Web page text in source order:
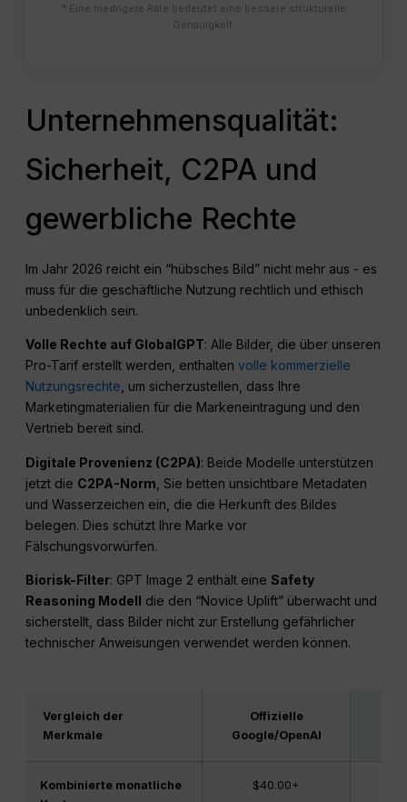
* Eine niedrigere Rate bedeutet eine bessere strukturelle
Genauigkeit.
Unternehmensqualität:
Sicherheit, C2PA und
gewerbliche Rechte
Im Jahr 2026 reicht ein “hübsches Bild” nicht mehr aus - es
muss für die geschäftliche Nutzung rechtlich und ethisch
unbedenklich sein.
Volle Rechte auf GlobalGPT: Alle Bilder, die über unseren
Pro-Tarif erstellt werden, enthaltenvolle kommerzielle
Nutzungsrechte , um sicherzustellen, dass Ihre
Marketingmaterialien für die Markeneintragung und den
Vertrieb bereit sind.
Digitale Provenienz (C2PA): Beide Modelle unterstützen
jetzt die C2PA-Norm , Sie betten unsichtbare Metadaten
und Wasserzeichen ein, die die Herkunft des Bildes
belegen. Dies schützt Ihre Marke vor
Fälschungsvorwürfen.
Biorisk-Filter: GPT Image 2 enthält eineSafety
Reasoning Modell die den “Novice Uplift” überwacht und
sicherstellt, dass Bilder nicht zur Erstellung gefährlicher
technischer Anweisungen verwendet werden können.
Vergleich der
Merkmale
Offizielle
Google/OpenAI
Kombinierte monatliche
$40.00+